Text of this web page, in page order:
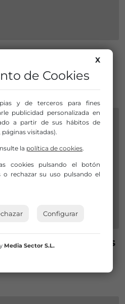
cada vez más
inclusión real de las
X
de Cookies
y de terceros para fines
publicidad personalizada en
a partir de sus hábitos de
visitadas).
la política de cookies.
cookies pulsando el botón
o rechazar su uso pulsando el
Configurar
Media Sector S.L.